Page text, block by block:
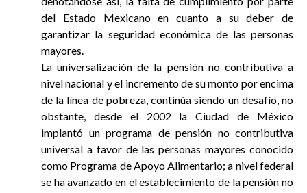
del Estado Mexicano en cuanto a su deber de
garantizar la seguridad económica de las personas
mayores.
La universalización de la pensión no contributiva a
nivel nacional y el incremento de su monto por encima
de la línea de pobreza, continúa siendo un desafío, no
obstante, desde el 2002 la Ciudad de México
implantó un programa de pensión no contributiva
universal a favor de las personas mayores conocido
como Programa de Apoyo Alimentario; a nivel federal
se ha avanzado en el establecimiento de la pensión no